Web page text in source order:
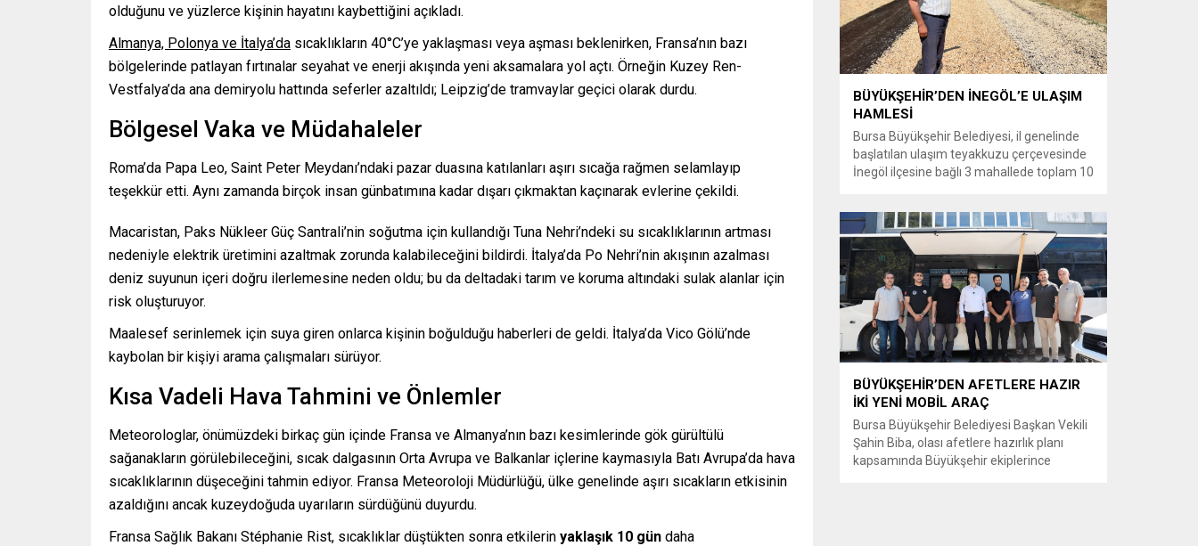
olduğunu ve yüzlerce kişinin hayatını kaybettiğini açıkladı.
Almanya, Polonya ve İtalya’da sıcaklıkların 40°C’ye yaklaşması veya aşması beklenirken, Fransa’nın bazı
bölgelerinde patlayan fırtınalar seyahat ve enerji akışında yeni aksamalara yol açtı. Örneğin Kuzey Ren-
Vestfalya’da ana demiryolu hattında seferler azaltıldı; Leipzig’de tramvaylar geçici olarak durdu.
Bölgesel Vaka ve Müdahaleler
Roma’da Papa Leo, Saint Peter Meydanı’ndaki pazar duasına katılanları aşırı sıcağa rağmen selamlayıp
teşekkür etti. Aynı zamanda birçok insan günbatımına kadar dışarı çıkmaktan kaçınarak evlerine çekildi.
Macaristan, Paks Nükleer Güç Santrali’nin soğutma için kullandığı Tuna Nehri’ndeki su sıcaklıklarının artması
nedeniyle elektrik üretimini azaltmak zorunda kalabileceğini bildirdi. İtalya’da Po Nehri’nin akışının azalması
deniz suyunun içeri doğru ilerlemesine neden oldu; bu da deltadaki tarım ve koruma altındaki sulak alanlar için
risk oluşturuyor.
Maalesef serinlemek için suya giren onlarca kişinin boğulduğu haberleri de geldi. İtalya’da Vico Gölü’nde
kaybolan bir kişiyi arama çalışmaları sürüyor.
Kısa Vadeli Hava Tahmini ve Önlemler
Meteorologlar, önümüzdeki birkaç gün içinde Fransa ve Almanya’nın bazı kesimlerinde gök gürültülü
sağanakların görülebileceğini, sıcak dalgasının Orta Avrupa ve Balkanlar içlerine kaymasıyla Batı Avrupa’da hava
sıcaklıklarının düşeceğini tahmin ediyor. Fransa Meteoroloji Müdürlüğü, ülke genelinde aşırı sıcakların etkisinin
azaldığını ancak kuzeydoğuda uyarıların sürdüğünü duyurdu.
Fransa Sağlık Bakanı Stéphanie Rist, sıcaklıklar düştükten sonra etkilerin yaklaşık 10 gün daha
buluşmaları yoğun ilgi görmeye devam...
BÜYÜKŞEHİR’DEN İNEGÖL’E ULAŞIM
HAMLESİ
Bursa Büyükşehir Belediyesi, il genelinde
başlatılan ulaşım teyakkuzu çerçevesinde
İnegöl ilçesine bağlı 3 mahallede toplam 10
Biba başkanlığında başlatılan ulaşım
seferberliği kapsamında Bursa Büyükşehir
Belediyesi Ulaşım Dairesi Başkanlığı
koordinasyonuyla 17 ilçede yol yenileme
çalışmalarına hız verildi. Başkan Vekili
Biba’nın göreve...
BÜYÜKŞEHİR’DEN AFETLERE HAZIR
İKİ YENİ MOBİL ARAÇ
Bursa Büyükşehir Belediyesi Başkan Vekili
Şahin Biba, olası afetlere hazırlık planı
kapsamında Büyükşehir ekiplerince